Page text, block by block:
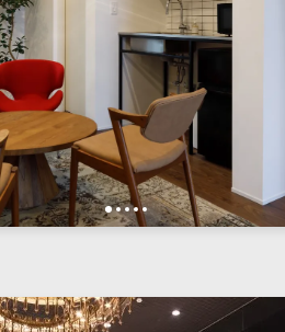
1 2 345